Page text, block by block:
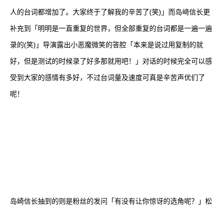
人的台词都增加了。大家终于了解我的辛苦了(笑)」而岛﨑信长更
补充到「明明是一直重复的世界，但全部重复的台词都是一遍一遍
录的(笑)」导演露出小恶魔微笑的答腔「本来是说过用复制的就
好，但是测试的时候录了好多那就用吧！」对话的时候完全可以感
受到大家的感情有多好，不过台词量及速度可真是辛苦声优们了
呢！
岛崎信长抽到的则是粉丝的发问「有没有让你惊讶的选角呢？」松